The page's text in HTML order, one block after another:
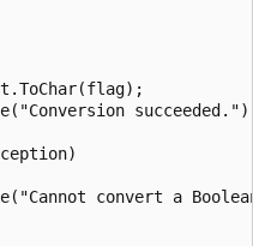
convert a